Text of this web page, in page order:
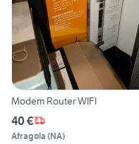
Modem Router WIFI
40 €
Afragola (NA)